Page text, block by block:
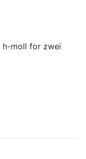
h-moll for zwei